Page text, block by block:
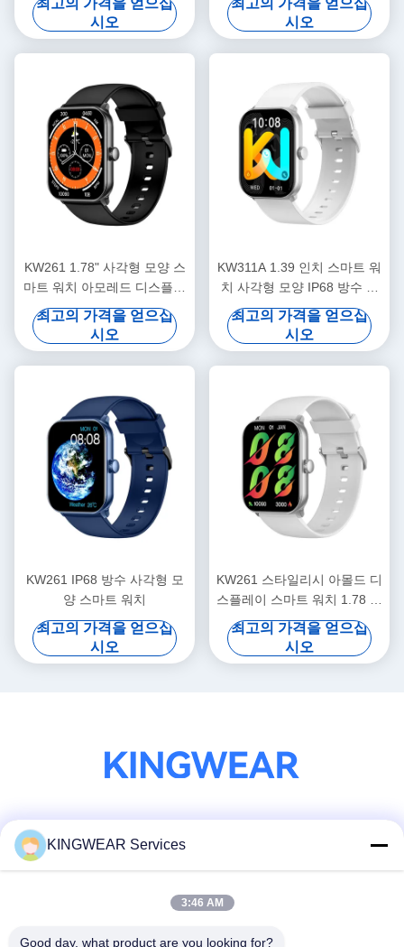
최고의 가격을 얻으십
시오
최고의 가격을 얻으십
시오
KW261 1.78" 사각형 모양 스
마트 워치 아모레드 디스플레
이 및 블루투스 호출 스마트
워치
최고의 가격을 얻으십
시오
KW311A 1.39 인치 스마트 워
치 사각형 모양 IP68 방수 스
마트 워치 블루투스 통화
최고의 가격을 얻으십
시오
KW261 IP68 방수 사각형 모
양 스마트 워치
최고의 가격을 얻으십
시오
KW261 스타일리시 아몰드 디
스플레이 스마트 워치 1.78 인
치 아몰드 스마트 워치
최고의 가격을 얻으십
시오
소셜 미디어
KINGWEAR Services
3:46 AM
Good day, what product are you looking for?